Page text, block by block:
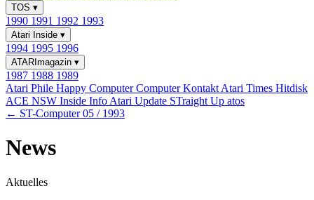
TOS ▾
1990 1991 1992 1993
Atari Inside ▾
1994 1995 1996
ATARImagazin ▾
1987 1988 1989
Atari Phile Happy ComputerComputer Kontakt Atari Times Hitdisk
ACE NSW Inside Info Atari Update STraight Up atos
← ST-Computer 05 / 1993
News
Aktuelles